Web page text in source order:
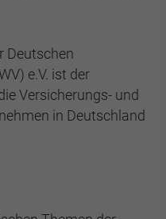
Deutschen
e.V. ist der
Versicherungs- und
in Deutschland
historische
der Webseiten-Betreiber
wie oft ein Benutzer
hat, sowie Daten für
Besuch. Von Google